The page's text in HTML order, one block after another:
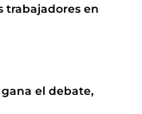
trabajadores en
el debate,